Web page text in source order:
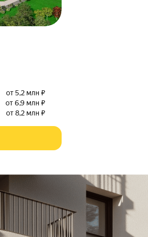
от 5,2 млн ₽
от 6,9 млн ₽
от 8,2 млн ₽